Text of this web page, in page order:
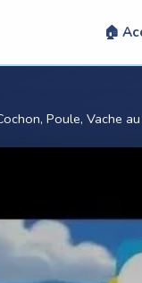
🏠
Poule, Vache